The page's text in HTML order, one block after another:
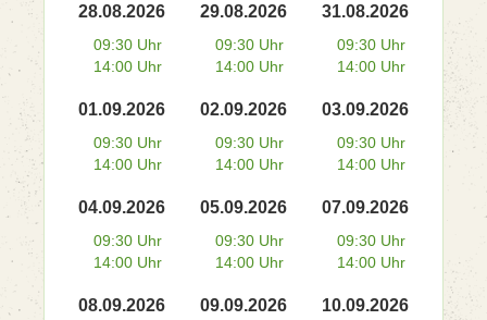
28.08.2026
09:30 Uhr
14:00 Uhr
29.08.2026
09:30 Uhr
14:00 Uhr
31.08.2026
09:30 Uhr
14:00 Uhr
01.09.2026
09:30 Uhr
14:00 Uhr
02.09.2026
09:30 Uhr
14:00 Uhr
03.09.2026
09:30 Uhr
14:00 Uhr
04.09.2026
09:30 Uhr
14:00 Uhr
05.09.2026
09:30 Uhr
14:00 Uhr
07.09.2026
09:30 Uhr
14:00 Uhr
08.09.2026 09.09.2026 10.09.2026